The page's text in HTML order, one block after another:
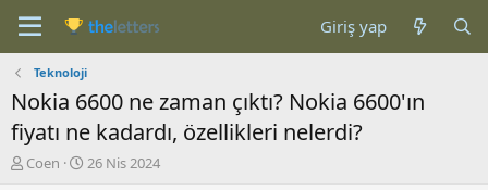
Giriş yap
Teknoloji
Nokia 6600 ne zaman çıktı? Nokia 6600'ın
fiyatı ne kadardı, özellikleri nelerdi?
K
Coen
B
26 Nis 2024